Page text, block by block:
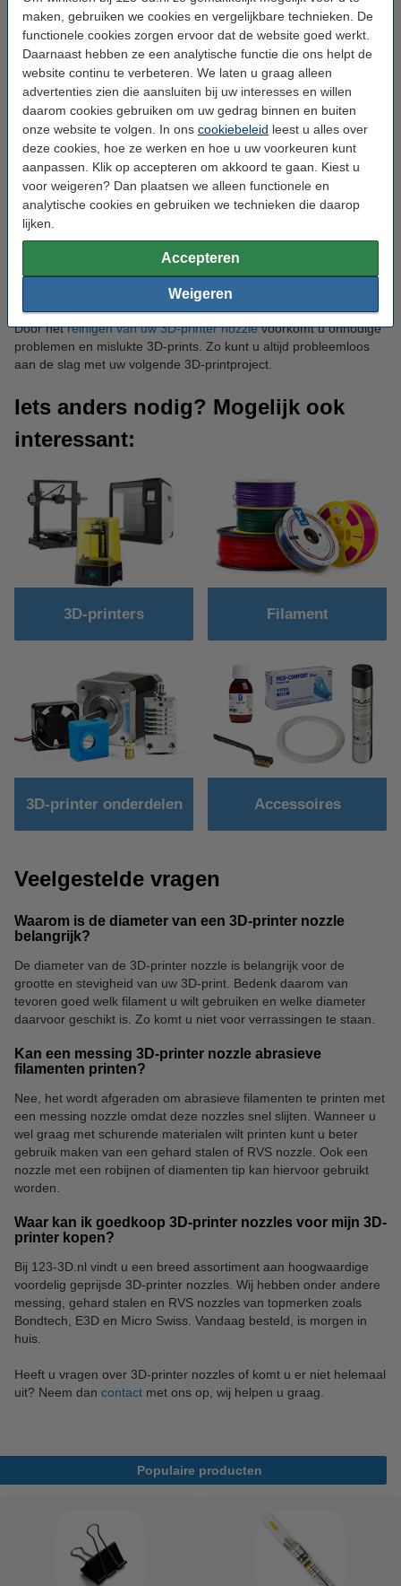
maken, gebruiken we cookies en vergelijkbare technieken. De
functionele cookies zorgen ervoor dat de website goed werkt.
Daarnaast hebben ze een analytische functie die ons helpt de
website continu te verbeteren. We laten u graag alleen
advertenties zien die aansluiten bij uw interesses en willen
daarom cookies gebruiken om uw gedrag binnen en buiten
onze website te volgen. In ons cookiebeleid leest u alles over
deze cookies, hoe ze werken en hoe u uw voorkeuren kunt
aanpassen. Klik op accepteren om akkoord te gaan. Kiest u
voor weigeren? Dan plaatsen we alleen functionele en
analytische cookies en gebruiken we technieken die daarop
lijken.
Accepteren
Weigeren
Er zijn ook 3D-printer nozzles beschikbaar die alleen een punt
van een ander materiaal hebben. Hierdoor blijven de kosten van
de nozzle relatief laag, maar krijgt u toch extra voordelen.
Voorbeelden zijn 3D-printer nozzles met een robijnen of
diamanten tip. Deze slijten nauwelijks tijdens het printen, ook
wanneer deze vaak gebruikt worden. Dit maakt ze zeer geschikt
voor langdurig gebruik en het keer op keer produceren van
perfecte 3D-prints. Ook kunnen deze gebruikt worden in
combinatie met filamenten die versterkt zijn met vezels, zoals
ASA-CF of PA6-GF filament.
Het onderhouden van uw 3D-printer
Het is niet alleen belangrijk om de juiste 3D-printer nozzle te
kiezen voor uw project, maar ook om deze goed te onderhouden.
Door hetreinigen van uw 3D-printer nozzlevoorkomt u onnodige
problemen en mislukte 3D-prints. Zo kunt u altijd probleemloos
aan de slag met uw volgende 3D-printproject.
Iets anders nodig? Mogelijk ook
interessant:
3D-printers Filament
3D-printer onderdelen Accessoires
Veelgestelde vragen
Waarom is de diameter van een 3D-printer nozzle
belangrijk?
De diameter van de 3D-printer nozzle is belangrijk voor de
grootte en stevigheid van uw 3D-print. Bedenk daarom van
tevoren goed welk filament u wilt gebruiken en welke diameter
daarvoor geschikt is. Zo komt u niet voor verrassingen te staan.
Kan een messing 3D-printer nozzle abrasieve
filamenten printen?
Nee, het wordt afgeraden om abrasieve filamenten te printen met
een messing nozzle omdat deze nozzles snel slijten. Wanneer u
wel graag met schurende materialen wilt printen kunt u beter
gebruik maken van een gehard stalen of RVS nozzle. Ook een
nozzle met een robijnen of diamenten tip kan hiervoor gebruikt
worden.
Waar kan ik goedkoop 3D-printer nozzles voor mijn 3D-
printer kopen?
Bij 123-3D.nl vindt u een breed assortiment aan hoogwaardige
voordelig geprijsde 3D-printer nozzles. Wij hebben onder andere
messing, gehard stalen en RVS nozzles van topmerken zoals
Bondtech, E3D en Micro Swiss. Vandaag besteld, is morgen in
huis.
Heeft u vragen over 3D-printer nozzles of komt u er niet helemaal
uit? Neem dan contact met ons op, wij helpen u graag.
Populaire producten